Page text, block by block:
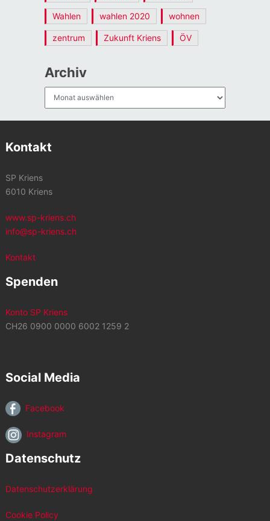
Wahlen wahlen 2020 wohnen
zentrum Zukunft Kriens ÖV
Archiv
Kontakt
SP Kriens
6010 Kriens
www.sp-kriens.ch
info@sp-kriens.ch
Kontakt
Spenden
Konto SP Kriens
CH26 0900 0000 6002 1259 2
Social Media
Facebook
Instagram
Datenschutz
Datenschutzerklärung
Cookie Policy